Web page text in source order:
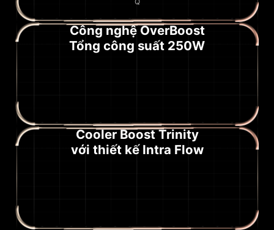
Công nghệ OverBoost
Tổng công suất 250W
Cooler Boost Trinity
với thiết kế Intra Flow